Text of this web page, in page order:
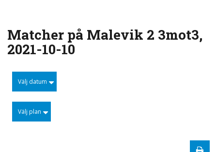
Matcher på Malevik 2 3mot3,
2021-10-10
Välj datum
Välj plan